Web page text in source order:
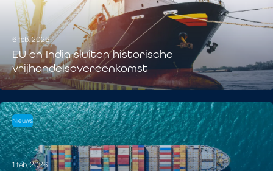
6 feb. 2026
EU en India sluiten historische
vrijhandelsovereenkomst
Nieuws
1 feb. 2026